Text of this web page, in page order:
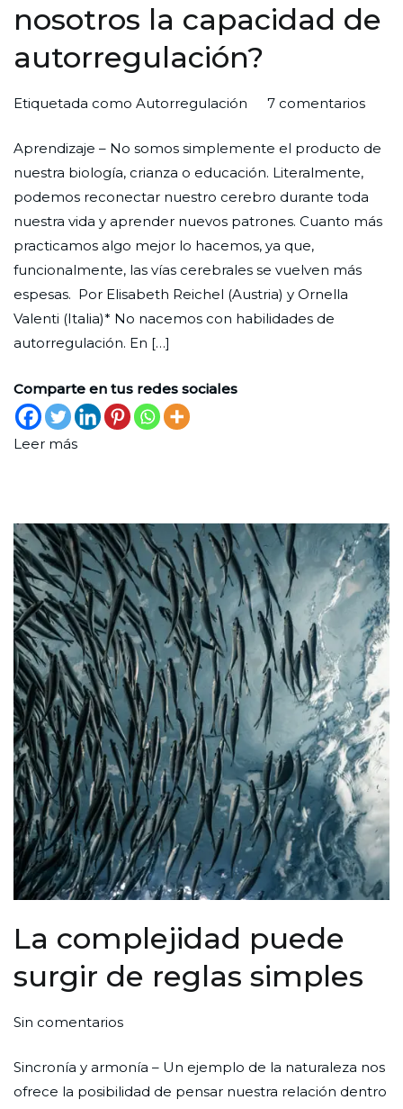
nosotros la capacidad de
autorregulación?
Por
Ciudad
Nueva
Publicada
31
de
octubre
de
2023
Publicada
Ciencia
Etiquetada como Autorregulación 7 comentariosen
se
en
Aprendizaje – No somos simplemente el producto de
nuestra biología, crianza o educación. Literalmente,
podemos reconectar nuestro cerebro durante toda
nuestra vida y aprender nuevos patrones. Cuanto más
practicamos algo mejor lo hacemos, ya que,
funcionalmente, las vías cerebrales se vuelven más
espesas. Por Elisabeth Reichel (Austria) y Ornella
Valenti (Italia)* No nacemos con habilidades de
autorregulación. En […]
Comparte en tus redes sociales
Leer más
La complejidad puede
surgir de reglas simples
Por
Ciudad
Nueva
Publicada
27
de
Publicada
Ciencia
Sin comentariosen
complejidad
puede
Sincronía y armonía – Un ejemplo de la naturaleza nos
ofrece la posibilidad de pensar nuestra relación dentro